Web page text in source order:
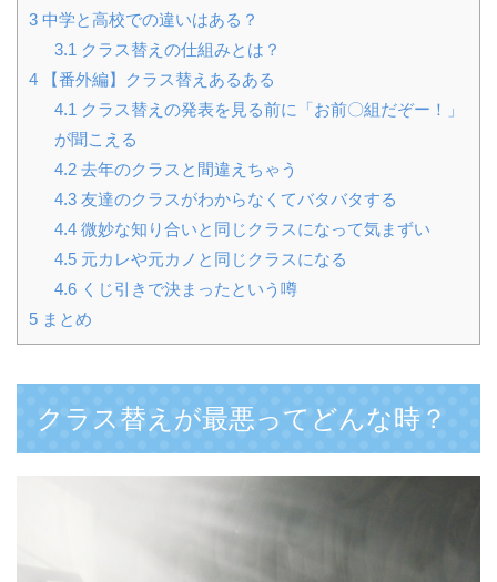
3 中学と高校での違いはある？
3.1 クラス替えの仕組みとは？
4 【番外編】クラス替えあるある
4.1 クラス替えの発表を見る前に「お前〇組だぞー！」
が聞こえる
4.2去年のクラスと間違えちゃう
4.3友達のクラスがわからなくてバタバタする
4.4微妙な知り合いと同じクラスになって気まずい
4.5元カレや元カノと同じクラスになる
4.6くじ引きで決まったという噂
5 まとめ
クラス替えが最悪ってどんな時？